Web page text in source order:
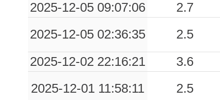
2025-12-05 09:07:06
2.7
2025-12-05 02:36:35
2.5
2025-12-02 22:16:21
3.6
2025-12-01 11:58:11
2.5